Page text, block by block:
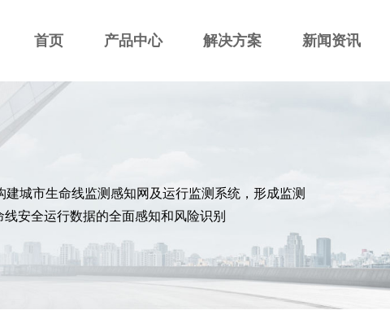
首页 产品中心 解决方案 新闻资讯
城市生命线监测感知网及运行监测系统，形成监测
安全运行数据的全面感知和风险识别